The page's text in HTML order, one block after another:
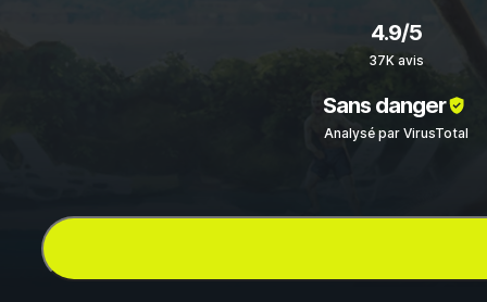
4.9/5
37K avis
Sans danger
Analysé par VirusTotal